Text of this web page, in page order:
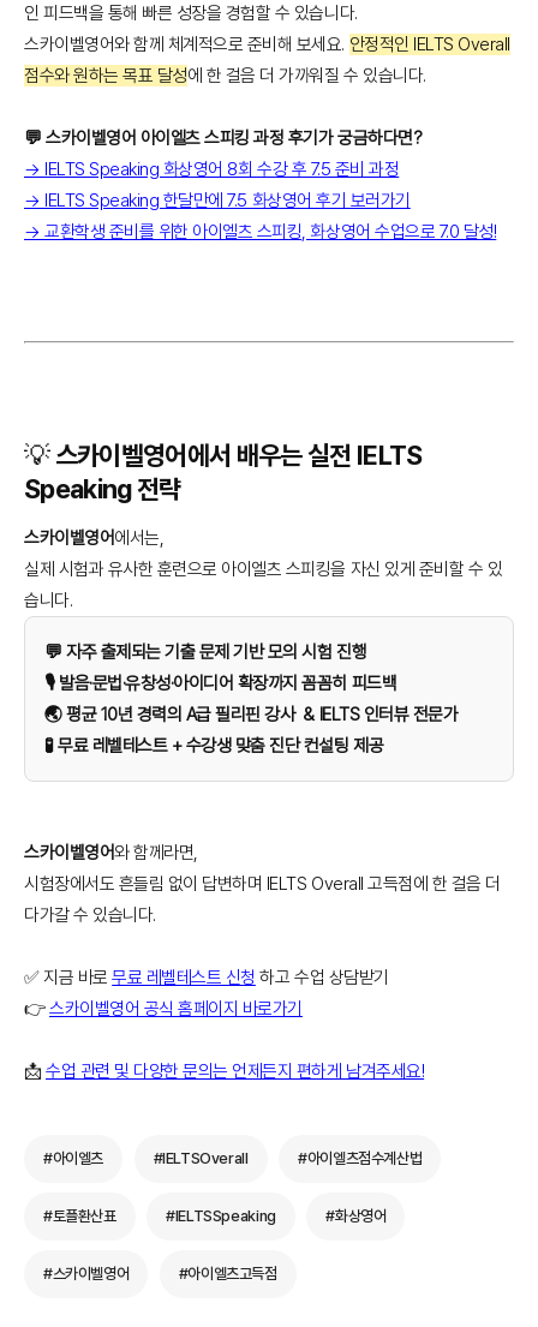
인 피드백을 통해 빠른 성장을 경험할 수 있습니다.
스카이벨영어와 함께 체계적으로 준비해 보세요. 안정적인 IELTS Overall
점수와 원하는 목표 달성에 한 걸음 더 가까워질 수 있습니다.
💬 스카이벨영어 아이엘츠 스피킹 과정 후기가 궁금하다면?
→ IELTS Speaking 화상영어 8회 수강 후 7.5 준비 과정
→ IELTS Speaking 한달만에 7.5 화상영어 후기 보러가기
→ 교환학생 준비를 위한 아이엘츠 스피킹, 화상영어 수업으로 7.0 달성!
💡 스카이벨영어에서 배우는 실전 IELTS
Speaking 전략
스카이벨영어에서는,
실제 시험과 유사한 훈련으로 아이엘츠 스피킹을 자신 있게 준비할 수 있
습니다.
💬 자주 출제되는 기출 문제 기반 모의 시험 진행
🎙️ 발음·문법·유창성·아이디어 확장까지 꼼꼼히 피드백
🌏 평균 10년 경력의 A급 필리핀 강사 & IELTS 인터뷰 전문가
🧪 무료 레벨테스트 + 수강생 맞춤 진단 컨설팅 제공
스카이벨영어와 함께라면,
시험장에서도 흔들림 없이 답변하며 IELTS Overall 고득점에 한 걸음 더
다가갈 수 있습니다.
✅ 지금 바로무료 레벨테스트 신청 하고 수업 상담받기
👉스카이벨영어 공식 홈페이지 바로가기
📩수업 관련 및 다양한 문의는 언제든지 편하게 남겨주세요!
#아이엘츠 #IELTSOverall #아이엘츠점수계산법
#토플환산표 #IELTSSpeaking #화상영어
#스카이벨영어 #아이엘츠고득점